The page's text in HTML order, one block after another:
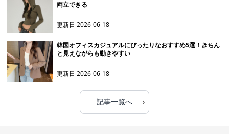
両立できる
更新日2026-06-18
韓国オフィスカジュアルにぴったりなおすすめ5選！きちん
と見えながらも動きやすい
更新日2026-06-18
記事一覧へ ›